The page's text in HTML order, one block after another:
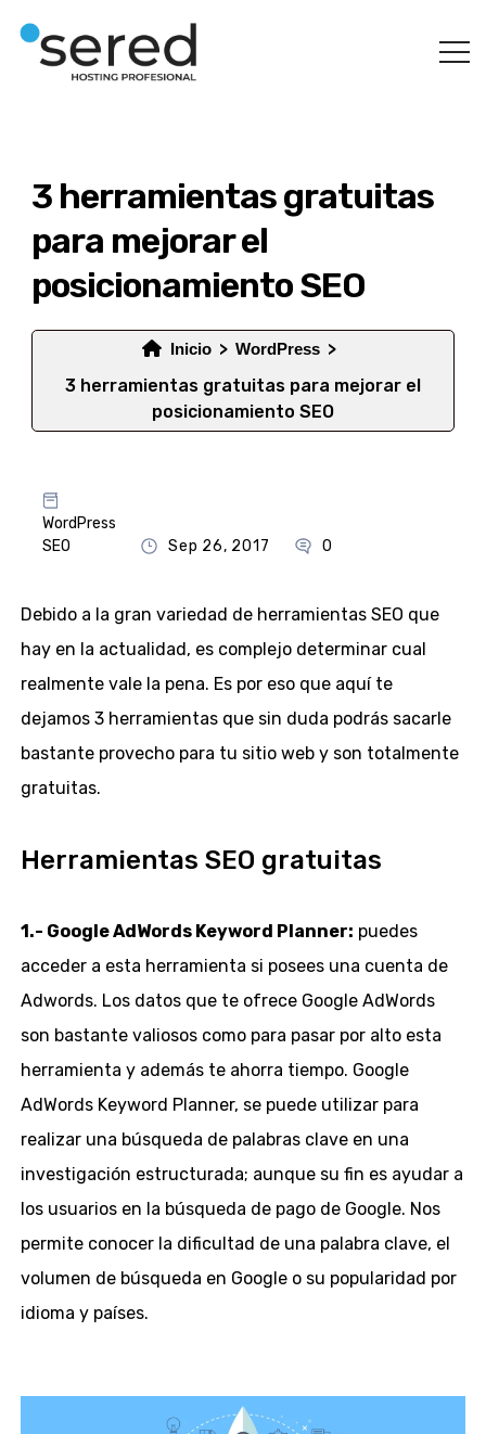
3 herramientas gratuitas
para mejorar el
posicionamiento SEO
Inicio WordPress
3 herramientas gratuitas para mejorar el
posicionamiento SEO
WordPress
SEO
Sep 26, 2017 0
Debido a la gran variedad de herramientas SEO que
hay en la actualidad, es complejo determinar cual
realmente vale la pena. Es por eso que aquí te
dejamos 3 herramientas que sin duda podrás sacarle
bastante provecho para tu sitio web y son totalmente
gratuitas.
Herramientas SEO gratuitas
1.- Google AdWords Keyword Planner: puedes
acceder a esta herramienta si posees una cuenta de
Adwords. Los datos que te ofrece Google AdWords
son bastante valiosos como para pasar por alto esta
herramienta y además te ahorra tiempo. Google
AdWords Keyword Planner, se puede utilizar para
realizar una búsqueda de palabras clave en una
investigación estructurada; aunque su fin es ayudar a
los usuarios en la búsqueda de pago de Google. Nos
permite conocer la dificultad de una palabra clave, el
volumen de búsqueda en Google o su popularidad por
idioma y países.